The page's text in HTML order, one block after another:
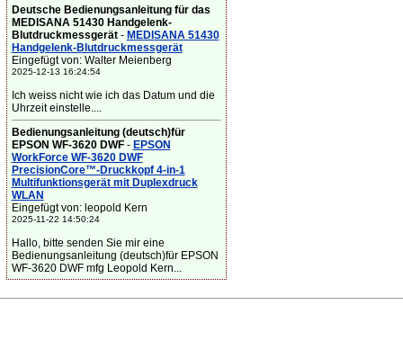
Deutsche Bedienungsanleitung für das
MEDISANA 51430 Handgelenk-
Blutdruckmessgerät- MEDISANA 51430
Handgelenk-Blutdruckmessgerät
Eingefügt von: Walter Meienberg
2025-12-13 16:24:54
Ich weiss nicht wie ich das Datum und die
Uhrzeit einstelle....
Bedienungsanleitung (deutsch)für
EPSON WF-3620 DWF- EPSON
WorkForce WF-3620 DWF
PrecisionCore™-Druckkopf 4-in-1
Multifunktionsgerät mit Duplexdruck
WLAN
Eingefügt von: leopold Kern
2025-11-22 14:50:24
Hallo, bitte senden Sie mir eine
Bedienungsanleitung (deutsch)für EPSON
WF-3620 DWF mfg Leopold Kern...